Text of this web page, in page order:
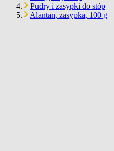
Pudry i zasypki do stóp
Alantan, zasypka, 100 g